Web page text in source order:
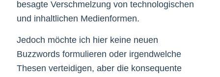
besagte Verschmelzung von technologischen
und inhaltlichen Medienformen.
Jedoch möchte ich hier keine neuen
Buzzwords formulieren oder irgendwelche
Thesen verteidigen, aber die konsequente